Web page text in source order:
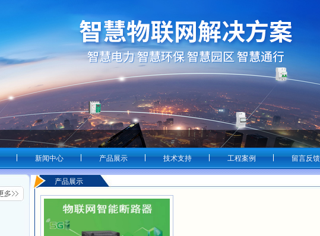
新闻中心 产品展示 技术支持 工程案例 留言反馈
产品展示